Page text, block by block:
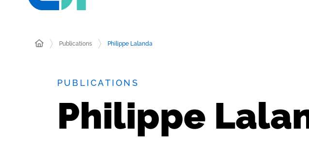
Publications Philippe Lalanda
PUBLICATIONS
Philippe